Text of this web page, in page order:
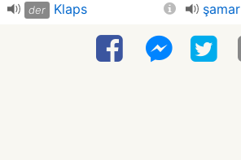
der Klaps şamar